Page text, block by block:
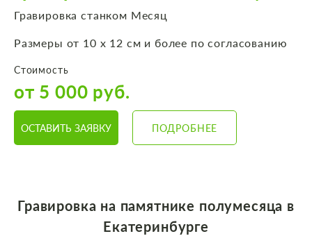
Гравировка станком Месяц
Размеры от 10 х 12 см и более по согласованию
Стоимость
от 5 000 руб.
ОСТАВИТЬ ЗАЯВКУ ПОДРОБНЕЕ
Гравировка на памятнике полумесяца в
Екатеринбурге